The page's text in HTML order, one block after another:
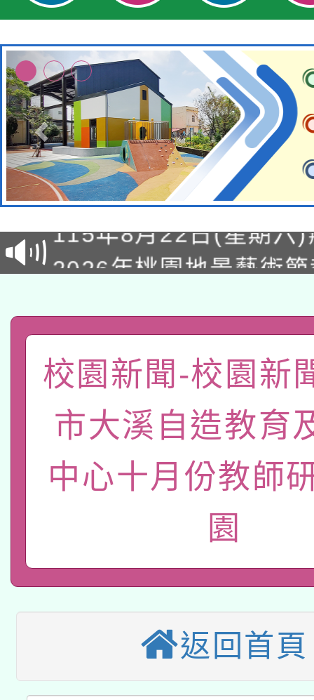
轉知經濟部水利署委託
業技術研究院辦理「
用水績優單位及節水達
115年8月22日(星期六
桃園市孔廟祈福系列
2026年桃園地景藝術
關事宜
轉知教育部國民及學前
國立臺灣師範大學辦理
年度健康促進學校輔導
業成長研習」實施計畫
函轉國家教育研究院中
原住民族教育政策研討
族教育國際趨勢與發展
新北市政府教育局辦理
師專業成長研習實施計
方素養工作坊新北場」
函轉國立臺灣師範大學
族語言臺北學習中心
「族語學習班」招生簡
轉知有關國立成功大學
文教學共融平台-教案
年度COVID-19疫苗接
接種對象擴大為「滿6
接種之民眾」措施，
月28日止
轉知經濟部水利署委託
業技術研究院辦理「
用水績優單位及節水達
115年8月22日(星期六
桃園市孔廟祈福系列
開 智慧啟航」
2026年桃園地景藝術
「2026桃園藝術巡演
關事宜
轉知教育部國民及學前
校園新聞-校園新
市大溪自造教育
中心十月份教師
園
返回首頁